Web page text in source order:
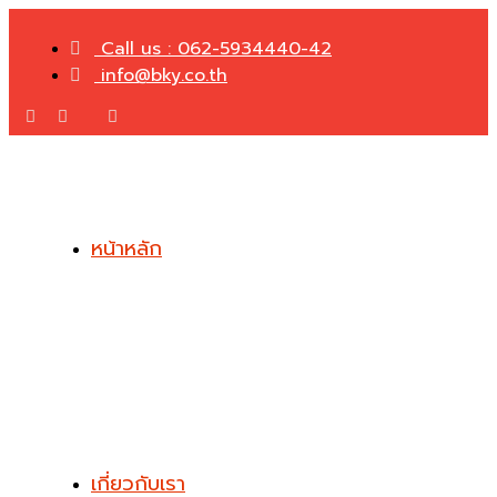
Call us : 062-5934440-42
info@bky.co.th
หน้าหลัก
เกี่ยวกับเรา